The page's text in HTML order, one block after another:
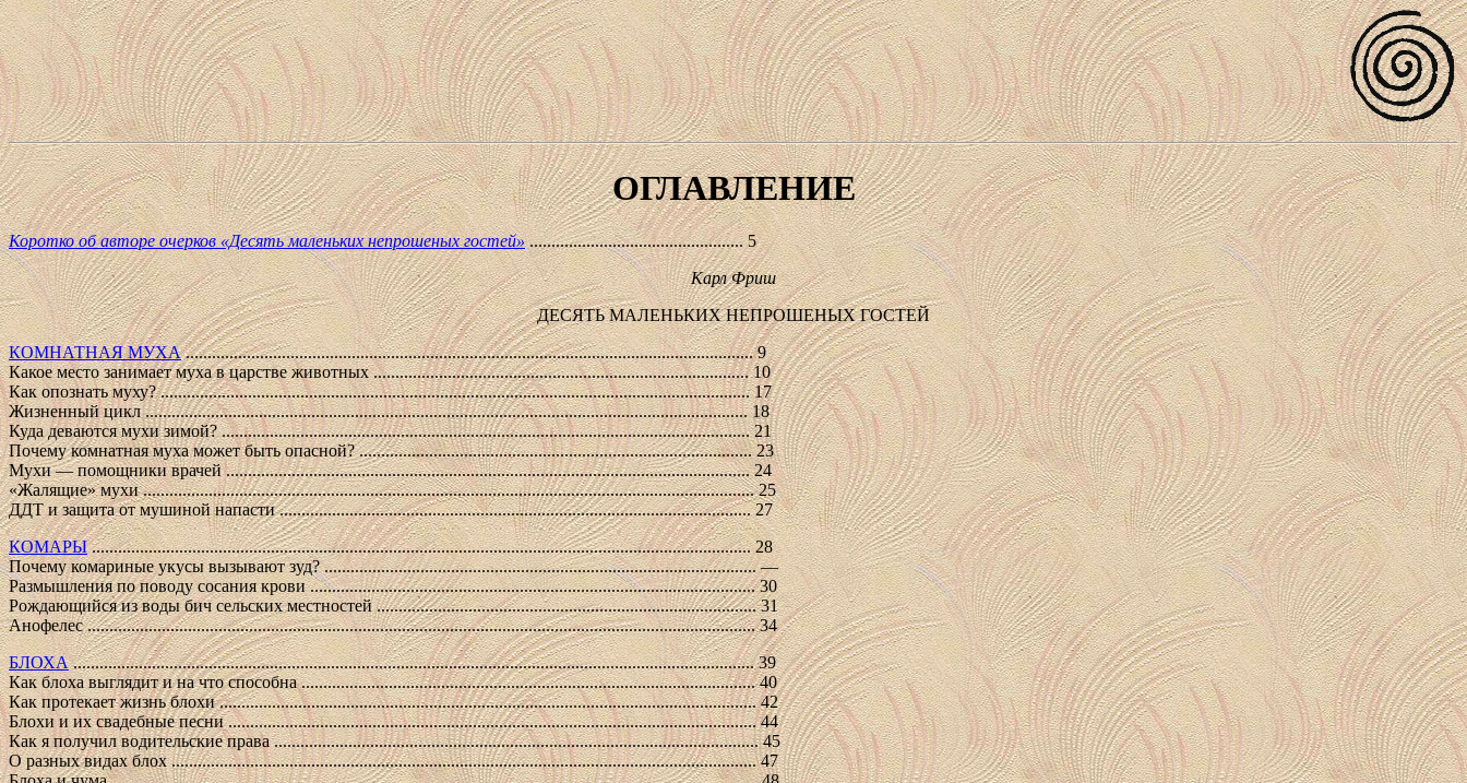
ОГЛАВЛЕНИЕ
Коротко об авторе очерков «Десять маленьких непрошеных гостей»................................................. 5
Карл Фриш
ДЕСЯТЬ МАЛЕНЬКИХ НЕПРОШЕНЫХ ГОСТЕЙ
КОМНАТНАЯ МУХА.................................................................................................................................. 9
Какое место занимает муха в царстве животных ...................................................................................... 10
Как опознать муху? ....................................................................................................................................... 17
Жизненный цикл .......................................................................................................................................... 18
Куда деваются мухи зимой? ......................................................................................................................... 21
Почему комнатная муха может быть опасной? .......................................................................................... 23
Мухи — помощники врачей ........................................................................................................................ 24
«Жалящие» мухи ............................................................................................................................................ 25
ДДТ и защита от мушиной напасти ............................................................................................................ 27
КОМАРЫ....................................................................................................................................................... 28
Почему комариные укусы вызывают зуд? ................................................................................................... —
Размышления по поводу сосания крови ...................................................................................................... 30
Рождающийся из воды бич сельских местностей ....................................................................................... 31
Анофелес ......................................................................................................................................................... 34
БЛОХА............................................................................................................................................................ 39
Как блоха выглядит и на что способна ........................................................................................................ 40
Как протекает жизнь блохи ........................................................................................................................... 42
Блохи и их свадебные песни ......................................................................................................................... 44
Как я получил водительские права ............................................................................................................... 45
О разных видах блох ...................................................................................................................................... 47